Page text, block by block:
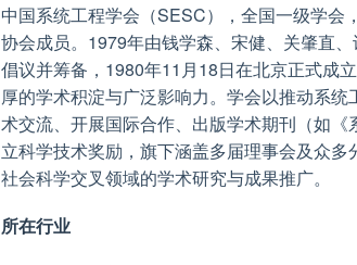
中国系统工程学会（SESC），全国一级学会
协会成员。1979年由钱学森、宋健、关肇直
倡议并筹备，1980年11月18日在北京正式成
厚的学术积淀与广泛影响力。学会以推动系
术交流、开展国际合作、出版学术期刊（如
立科学技术奖励，旗下涵盖多届理事会及众
社会科学交叉领域的学术研究与成果推广。
所在行业